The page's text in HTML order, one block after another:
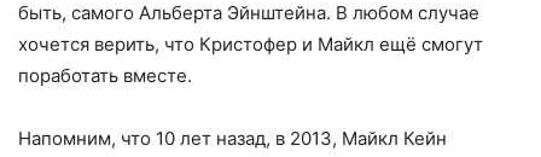
быть, самого Альберта Эйнштейна. В любом случае
хочется верить, что Кристофер и Майкл ещё смогут
поработать вместе.
Напомним, что 10 лет назад, в 2013, Майкл Кейн